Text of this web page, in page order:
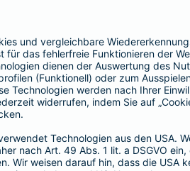
Invaliditätsschutz
Invaliditäts-Sorglos-Schutz
sichert die finanzielle und soziale
Ihrer Kinder bei
oder
Invalidität